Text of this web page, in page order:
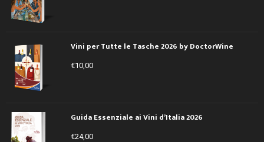
Vini per Tutte le Tasche 2026 by DoctorWine
€10,00
Guida Essenziale ai Vini d’Italia 2026
€24,00